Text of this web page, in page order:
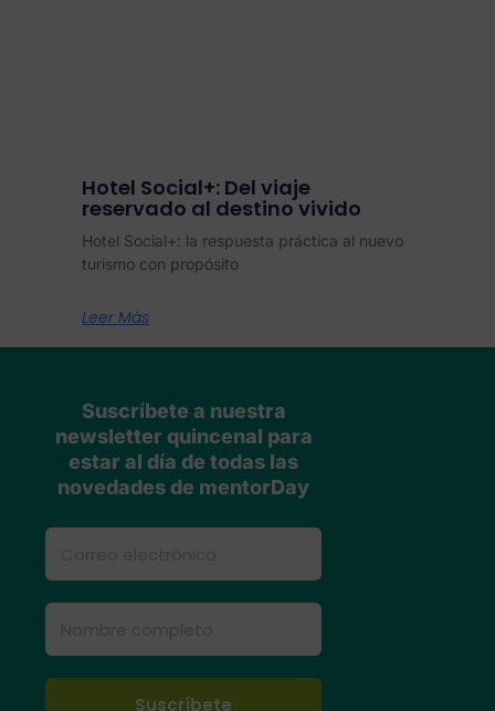
Hotel Social+: Del viaje
reservado al destino vivido
Hotel Social+: la respuesta práctica al nuevo
turismo con propósito
Leer Más
Suscríbete a nuestra
newsletter quincenal para
estar al día de todas las
novedades de mentorDay